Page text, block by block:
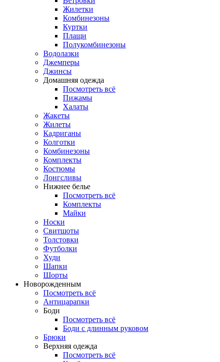
Жилетки
Комбинезоны
Куртки
Плащи
Полукомбинезоны
Водолазки
Джемперы
Джинсы
Домашняя одежда
Посмотреть всё
Пижамы
Халаты
Жакеты
Жилеты
Кадриганы
Колготки
Комбинезоны
Комплекты
Костюмы
Лонгсливы
Нижнее белье
Посмотреть всё
Комплекты
Майки
Носки
Свитшоты
Толстовки
Футболки
Худи
Шапки
Шорты
Новорожденным
Посмотреть всё
Антицарапки
Боди
Посмотреть всё
Боди с длинным руковом
Брюки
Верхняя одежда
Посмотреть всё